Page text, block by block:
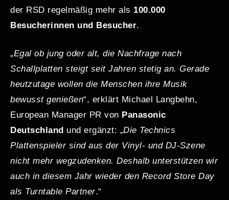
der RSD regelmäßig mehr als 100.000
Besucherinnen und Besucher.
„Egal ob jung oder alt, die Nachfrage nach
Schallplatten steigt seit Jahren stetig an. Gerade
heutzutage wollen die Menschen ihre Musik
bewusst genießen“, erklärt Michael Langbehn,
European Manager PR von Panasonic
Deutschland und ergänzt: „Die Technics
Plattenspieler sind aus der Vinyl- und DJ-Szene
nicht mehr wegzudenken. Deshalb unterstützen wir
auch in diesem Jahr wieder den Record Store Day
als Turntable Partner.“